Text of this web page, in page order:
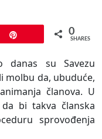
0
SHARES
danas su Savezu
molbu da, ubuduće,
članova. U
bi takva članska
sprovođenja